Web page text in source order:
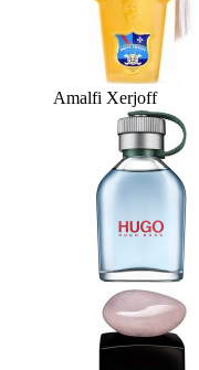
Amalfi Xerjoff